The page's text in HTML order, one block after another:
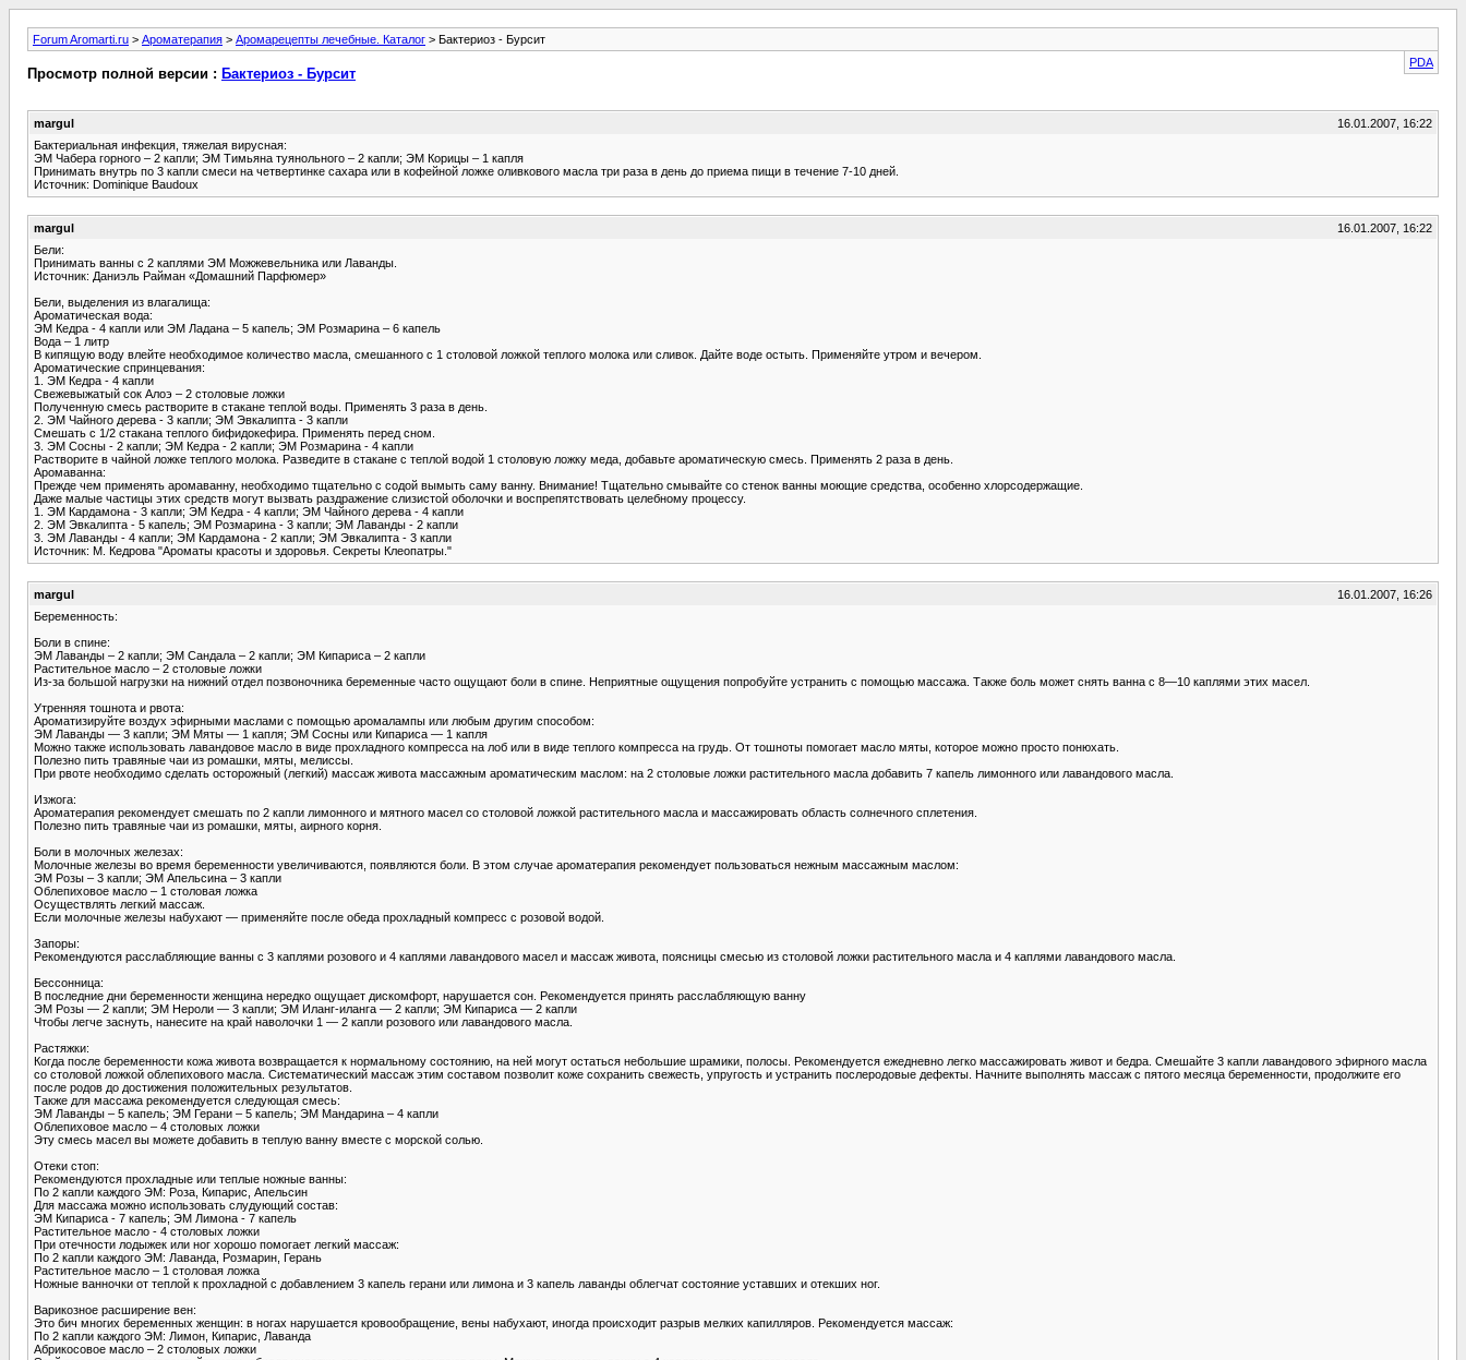
Forum Aromarti.ru > Ароматерапия > Аромарецепты лечебные. Каталог > Бактериоз - Бурсит
PDA
Просмотр полной версии : Бактериоз - Бурсит
margul
16.01.2007, 16:22
Бактериальная инфекция, тяжелая вирусная:
ЭМ Чабера горного – 2 капли; ЭМ Тимьяна туянольного – 2 капли; ЭМ Корицы – 1 капля
Принимать внутрь по 3 капли смеси на четвертинке сахара или в кофейной ложке оливкового масла три раза в день до приема пищи в течение 7-10 дней.
Источник: Dominique Baudoux
margul
16.01.2007, 16:22
Бели:
Принимать ванны с 2 каплями ЭМ Можжевельника или Лаванды.
Источник: Даниэль Райман «Домашний Парфюмер»
Бели, выделения из влагалища:
Ароматическая вода:
ЭМ Кедра - 4 капли или ЭМ Ладана – 5 капель; ЭМ Розмарина – 6 капель
Вода – 1 литр
В кипящую воду влейте необходимое количество масла, смешанного с 1 столовой ложкой теплого молока или сливок. Дайте воде остыть. Применяйте утром и вечером.
Ароматические спринцевания:
1. ЭМ Кедра - 4 капли
Свежевыжатый сок Алоэ – 2 столовые ложки
Полученную смесь растворите в стакане теплой воды. Применять 3 раза в день.
2. ЭМ Чайного дерева - 3 капли; ЭМ Эвкалипта - 3 капли
Смешать с 1/2 стакана теплого бифидокефира. Применять перед сном.
3. ЭМ Сосны - 2 капли; ЭМ Кедра - 2 капли; ЭМ Розмарина - 4 капли
Растворите в чайной ложке теплого молока. Разведите в стакане с теплой водой 1 столовую ложку меда, добавьте ароматическую смесь. Применять 2 раза в день.
Аромаванна:
Прежде чем применять аромаванну, необходимо тщательно с содой вымыть саму ванну. Внимание! Тщательно смывайте со стенок ванны моющие средства, особенно хлорсодержащие.
Даже малые частицы этих средств могут вызвать раздражение слизистой оболочки и воспрепятствовать целебному процессу.
1. ЭМ Кардамона - 3 капли; ЭМ Кедра - 4 капли; ЭМ Чайного дерева - 4 капли
2. ЭМ Эвкалипта - 5 капель; ЭМ Розмарина - 3 капли; ЭМ Лаванды - 2 капли
3. ЭМ Лаванды - 4 капли; ЭМ Кардамона - 2 капли; ЭМ Эвкалипта - 3 капли
Источник: М. Кедрова "Ароматы красоты и здоровья. Секреты Клеопатры."
margul
16.01.2007, 16:26
Беременность:
Боли в спине:
ЭМ Лаванды – 2 капли; ЭМ Сандала – 2 капли; ЭМ Кипариса – 2 капли
Растительное масло – 2 столовые ложки
Из-за большой нагрузки на нижний отдел позвоночника беременные часто ощущают боли в спине. Неприятные ощущения попробуйте устранить с помощью массажа. Также боль может снять ванна с 8—10 каплями этих масел.
Утренняя тошнота и рвота:
Ароматизируйте воздух эфирными маслами с помощью аромалампы или любым другим способом:
ЭМ Лаванды — 3 капли; ЭМ Мяты — 1 капля; ЭМ Сосны или Кипариса — 1 капля
Можно также использовать лавандовое масло в виде прохладного компресса на лоб или в виде теплого компресса на грудь. От тошноты помогает масло мяты, которое можно просто понюхать.
Полезно пить травяные чаи из ромашки, мяты, мелиссы.
При рвоте необходимо сделать осторожный (легкий) массаж живота массажным ароматическим маслом: на 2 столовые ложки растительного масла добавить 7 капель лимонного или лавандового масла.
Изжога:
Ароматерапия рекомендует смешать по 2 капли лимонного и мятного масел со столовой ложкой растительного масла и массажировать область солнечного сплетения.
Полезно пить травяные чаи из ромашки, мяты, аирного корня.
Боли в молочных железах:
Молочные железы во время беременности увеличиваются, появляются боли. В этом случае ароматерапия рекомендует пользоваться нежным массажным маслом:
ЭМ Розы – 3 капли; ЭМ Апельсина – 3 капли
Облепиховое масло – 1 столовая ложка
Осуществлять легкий массаж.
Если молочные железы набухают — применяйте после обеда прохладный компресс с розовой водой.
Запоры:
Рекомендуются расслабляющие ванны с 3 каплями розового и 4 каплями лавандового масел и массаж живота, поясницы смесью из столовой ложки растительного масла и 4 каплями лавандового масла.
Бессонница:
В последние дни беременности женщина нередко ощущает дискомфорт, нарушается сон. Рекомендуется принять расслабляющую ванну
ЭМ Розы — 2 капли; ЭМ Нероли — 3 капли; ЭМ Иланг-иланга — 2 капли; ЭМ Кипариса — 2 капли
Чтобы легче заснуть, нанесите на край наволочки 1 — 2 капли розового или лавандового масла.
Растяжки:
Когда после беременности кожа живота возвращается к нормальному состоянию, на ней могут остаться небольшие шрамики, полосы. Рекомендуется ежедневно легко массажировать живот и бедра. Смешайте 3 капли лавандового эфирного масла
со столовой ложкой облепихового масла. Систематический массаж этим составом позволит коже сохранить свежесть, упругость и устранить послеродовые дефекты. Начните выполнять массаж с пятого месяца беременности, продолжите его
после родов до достижения положительных результатов.
Также для массажа рекомендуется следующая смесь:
ЭМ Лаванды – 5 капель; ЭМ Герани – 5 капель; ЭМ Мандарина – 4 капли
Облепиховое масло – 4 столовых ложки
Эту смесь масел вы можете добавить в теплую ванну вместе с морской солью.
Отеки стоп:
Рекомендуются прохладные или теплые ножные ванны:
По 2 капли каждого ЭМ: Роза, Кипарис, Апельсин
Для массажа можно использовать слудующий состав:
ЭМ Кипариса - 7 капель; ЭМ Лимона - 7 капель
Растительное масло - 4 столовых ложки
При отечности лодыжек или ног хорошо помогает легкий массаж:
По 2 капли каждого ЭМ: Лаванда, Розмарин, Герань
Растительное масло – 1 столовая ложка
Ножные ванночки от теплой к прохладной с добавлением 3 капель герани или лимона и 3 капель лаванды облегчат состояние уставших и отекших ног.
Варикозное расширение вен:
Это бич многих беременных женщин: в ногах нарушается кровообращение, вены набухают, иногда происходит разрыв мелких капилляров. Рекомендуется массаж:
По 2 капли каждого ЭМ: Лимон, Кипарис, Лаванда
Абрикосовое масло – 2 столовых ложки